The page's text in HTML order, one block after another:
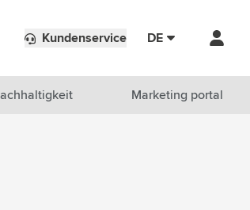
Kundenservice DE
Marketing portal